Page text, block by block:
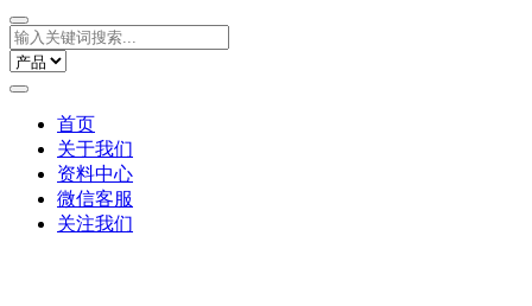
首页
关于我们
资料中心
微信客服
关注我们